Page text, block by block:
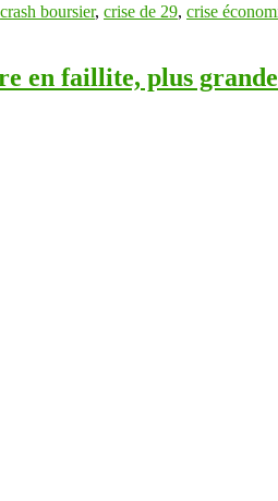
crash boursier, crise de 29, crise
en faillite, plus